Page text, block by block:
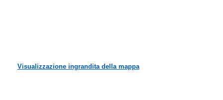
Visualizzazione ingrandita della mappa